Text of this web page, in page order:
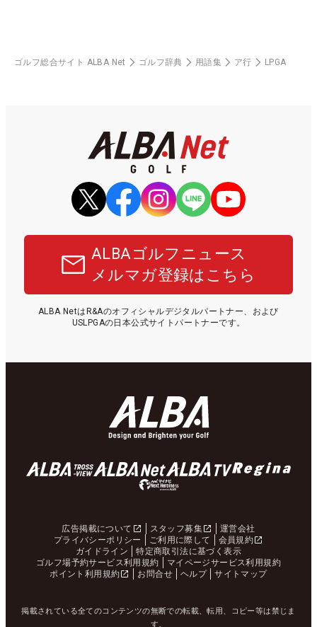
ゴルフ総合サイト ALBA Net ゴルフ辞典 用語集 ア行 LPGA
ALBAゴルフニュース
メルマガ登録はこちら
ALBA NetはR&Aのオフィシャルデジタルパートナー、および
USLPGAの日本公式サイトパートナーです。
広告掲載について スタッフ募集
運営会社
プライバシーポリシー
ご利用に際して
会員規約
ガイドライン
特定商取引法に基づく表示
ゴルフ場予約サービス利用規約
マイページサービス利用規約
ポイント利用規約
お問合せ ヘルプ サイトマップ
掲載されている全てのコンテンツの無断での転載、転用、コピー等は禁じま
す。